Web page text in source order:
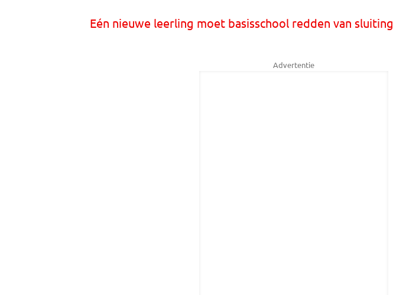
Eén nieuwe leerling moet basisschool redden van sluiting
Advertentie